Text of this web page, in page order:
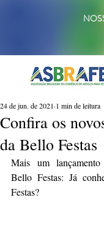
Confira os
da Bello Festas
24 de jun. de 2021 1 min de leitura
Mais um lançamento
Bello Festas: Já
Festas?